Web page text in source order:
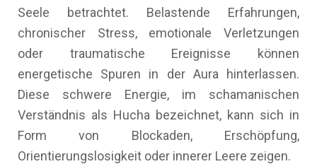
Seele betrachtet. Belastende Erfahrungen,
chronischer Stress, emotionale Verletzungen
oder traumatische Ereignisse können
energetische Spuren in der Aura hinterlassen.
Diese schwere Energie, im schamanischen
Verständnis als Hucha bezeichnet, kann sich in
Form von Blockaden, Erschöpfung,
Orientierungslosigkeit oder innerer Leere zeigen.